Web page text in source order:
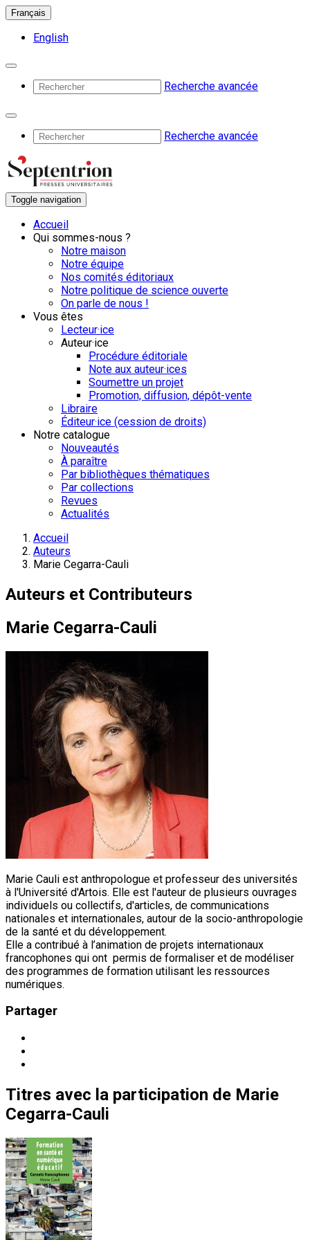
Français
English
Recherche avancée
Recherche avancée
Toggle navigation
Accueil
Qui sommes-nous ?
Notre maison
Notre équipe
Nos comités éditoriaux
Notre politique de science ouverte
On parle de nous !
Vous êtes
Lecteur·ice
Auteur·ice
Procédure éditoriale
Note aux auteur·ices
Soumettre un projet
Promotion, diffusion, dépôt-vente
Libraire
Éditeur·ice (cession de droits)
Notre catalogue
Nouveautés
À paraître
Par bibliothèques thématiques
Par collections
Revues
Actualités
Accueil
Auteurs
Marie Cegarra-Cauli
Auteurs et Contributeurs
Marie Cegarra-Cauli
Marie Cauli est anthropologue et professeur des universités
à l'Université d'Artois. Elle est l'auteur de plusieurs ouvrages
individuels ou collectifs, d'articles, de communications
nationales et internationales, autour de la socio-anthropologie
de la santé et du développement.
Elle a contribué à l’animation de projets internationaux
francophones qui ont permis de formaliser et de modéliser
des programmes de formation utilisant les ressources
numériques.
Partager
Titres avec la participation de Marie
Cegarra-Cauli